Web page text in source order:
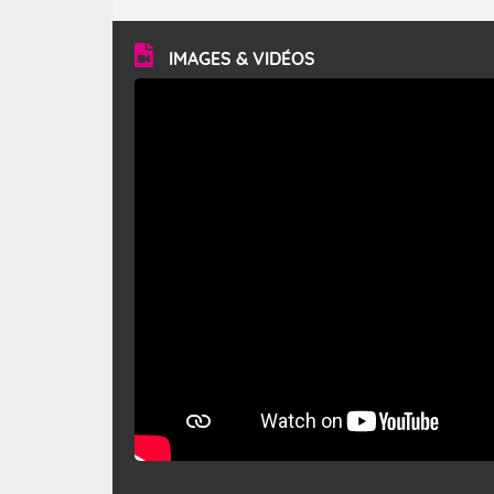
vitesse moyenne de 50 km/h et atteindre 80 à 100 km/h
en rafales, parfois davantage. Il parcourt la basse vallée
du Rhône et la Provence et envahit le littoral
méditerranéen à partir de la Camargue.
IMAGES & VIDÉOS